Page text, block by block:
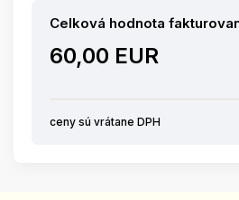
Celková hodnota
60,00 EUR
ceny sú vrátane DPH